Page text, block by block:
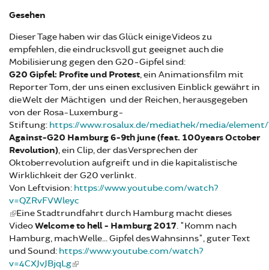
Gesehen
Dieser Tage haben wir das Glück einige Videos zu
empfehlen, die eindrucksvoll gut geeignet auch die
Mobilisierung gegen den G20-Gipfel sind:
G20 Gipfel: Profite und Protest, ein Animationsfilm mit
Reporter Tom, der uns einen exclusiven Einblick gewährt in
die Welt der Mächtigen und der Reichen, herausgegeben
von der Rosa-Luxemburg-
Stiftung: https://www.rosalux.de/mediathek/media/
Against-G20 Hamburg 6-9th june (feat. 100years October
Revolution), ein Clip, der das Versprechen der
Oktoberrevolution aufgreift und in die kapitalistische
Wirklichkeit der G20 verlinkt.
Von Leftvision: https://www.youtube.com/watch?
v=QZRvFVWleyc
Eine Stadtrundfahrt durch Hamburg macht dieses
VideoWelcome to hell - Hamburg 2017. "Komm nach
Hamburg, mach Welle... Gipfel des Wahnsinns", guter Text
und Sound: https://www.youtube.com/watch?
v=4CXJvJBjqLg